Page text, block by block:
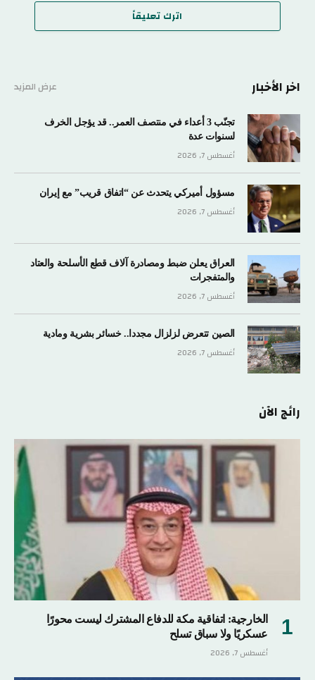
اترك تعليقاً
اخر الأخبار عرض المزيد
تجنّب 3 أعداء في منتصف العمر.. قد يؤجل الخرف
لسنوات عدة
أغسطس 7, 2026
مسؤول أميركي يتحدث عن “اتفاق قريب” مع إيران
أغسطس 7, 2026
العراق يعلن ضبط ومصادرة آلاف قطع الأسلحة والعتاد
والمتفجرات
أغسطس 7, 2026
الصين تتعرض لزلزال مجددا.. خسائر بشرية ومادية
أغسطس 7, 2026
رائج الآن
الخارجية: اتفاقية مكة للدفاع المشترك ليست محورًا
عسكريًا ولا سباق تسلح
أغسطس 7, 2026